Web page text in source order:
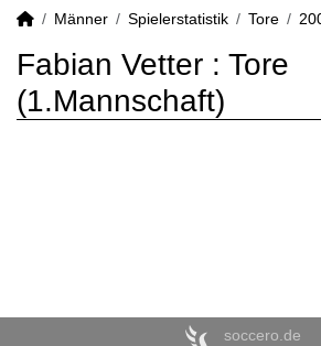
Männer Spielerstatistik Tore
Fabian Vetter : Tore
(1.Mannschaft)
soccero.de